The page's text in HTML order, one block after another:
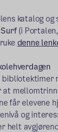
katalog
(i
denne
bibliotektimer
at
får elevene
og
helt